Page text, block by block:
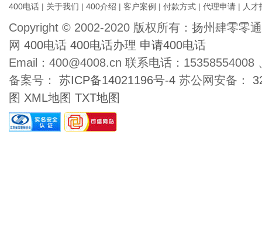
400电话 | 关于我们 | 400介绍 | 客户案例 | 付款方式 | 代理申请 | 人才
Copyright © 2002-2020 版权所有：扬州肆零零
网 400电话 400电话办理 申请400电话
Email：400@4008.cn 联系电话：15358554008
备案号：
苏ICP备14021196号-4 苏公网安备：
图 XML地图 TXT地图